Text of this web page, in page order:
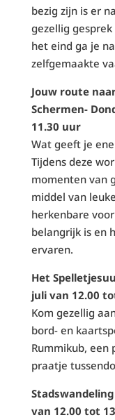
bezig zijn is er
gezellig
het eind ga je
zelfgemaakte
Jouw route
Schermen-
11.30 uur
Wat geeft je
Tijdens deze
momenten van
middel van
herkenbare
belangrijk is en
ervaren.
Het
juli van 12.00
Kom gezellig
bord- en
Rummikub, een
praatje
van 12.00 tot